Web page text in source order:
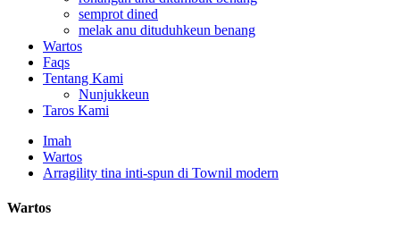
semprot dined
melak anu dituduhkeun benang
Wartos
Faqs
Tentang Kami
Nunjukkeun
Taros Kami
Imah
Wartos
Arragility tina inti-spun di Townil modern
Wartos